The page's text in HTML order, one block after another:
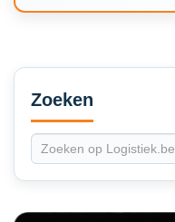
Secondary
Sidebar
Zoeken